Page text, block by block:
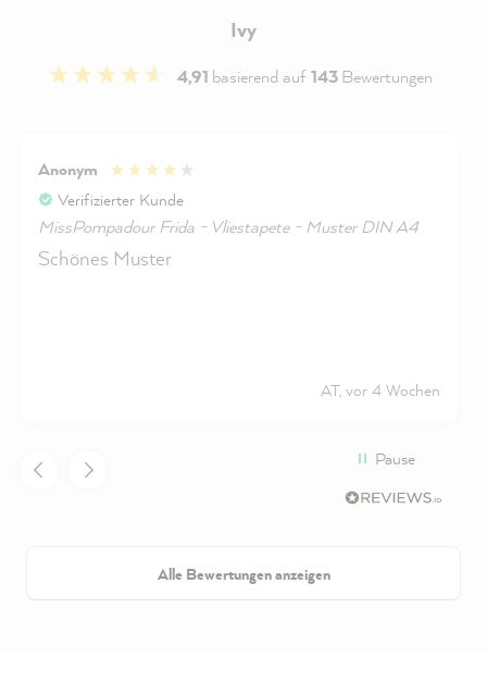
Ivy
4,91 basierend auf143Bewertungen
Anonym
Verifizierter Kunde
MissPompadour Frida - Vliestapete - Muster DIN A4
Schönes Muster
AT, vor 4 Wochen
Pause
Alle Bewertungen anzeigen